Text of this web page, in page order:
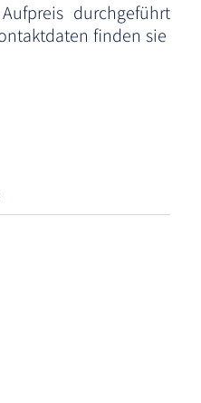
durchgeführt
finden sie